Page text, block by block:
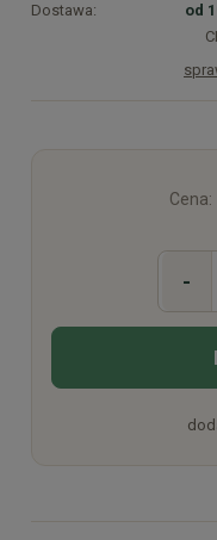
Dostawa: od
Cena nie zawiera
Cena:
-